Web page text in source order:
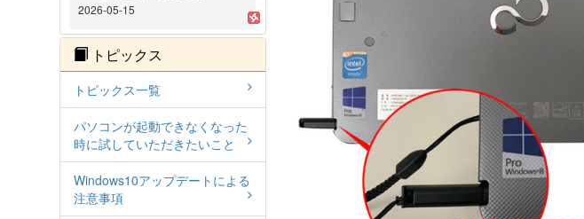
2026-05-15
トピックス
トピックス一覧
パソコンが起動できなくなった
時に試していただきたいこと
Windows10アップデートによる
注意事項